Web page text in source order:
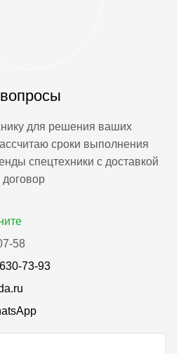
для решения ваших
сроки выполнения
спецтехники с доставкой
договор
58
73-93